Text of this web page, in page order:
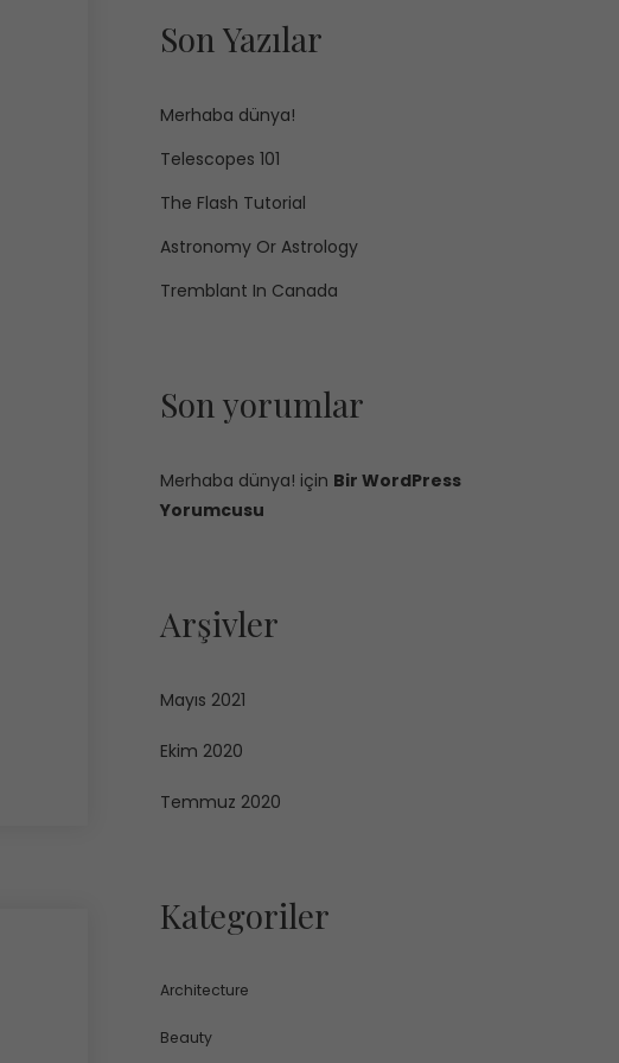
Son Yazılar
Merhaba dünya!
Telescopes 101
The Flash Tutorial
Astronomy Or Astrology
Tremblant In Canada
Son yorumlar
Merhaba dünya! için Bir WordPress
Yorumcusu
Arşivler
Mayıs 2021
Ekim 2020
Temmuz 2020
Kategoriler
Architecture
Beauty